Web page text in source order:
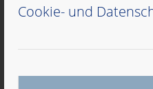
Cookie- und